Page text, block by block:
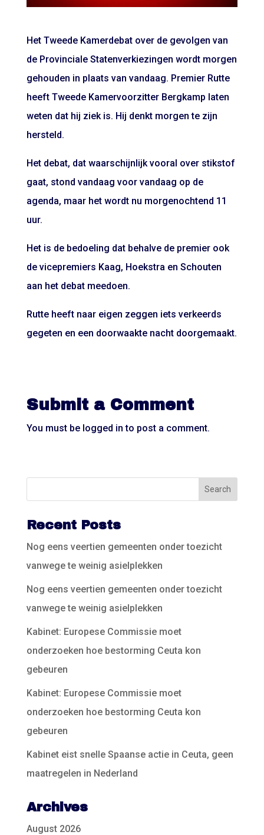
Het Tweede Kamerdebat over de gevolgen van
de Provinciale Statenverkiezingen wordt morgen
gehouden in plaats van vandaag. Premier Rutte
heeft Tweede Kamervoorzitter Bergkamp laten
weten dat hij ziek is. Hij denkt morgen te zijn
hersteld.
Het debat, dat waarschijnlijk vooral over stikstof
gaat, stond vandaag voor vandaag op de
agenda, maar het wordt nu morgenochtend 11
uur.
Het is de bedoeling dat behalve de premier ook
de vicepremiers Kaag, Hoekstra en Schouten
aan het debat meedoen.
Rutte heeft naar eigen zeggen iets verkeerds
gegeten en een doorwaakte nacht doorgemaakt.
Submit a Comment
You must be logged in to post a comment.
Recent Posts
Nog eens veertien gemeenten onder toezicht
vanwege te weinig asielplekken
Nog eens veertien gemeenten onder toezicht
vanwege te weinig asielplekken
Kabinet: Europese Commissie moet
onderzoeken hoe bestorming Ceuta kon
gebeuren
Kabinet: Europese Commissie moet
onderzoeken hoe bestorming Ceuta kon
gebeuren
Kabinet eist snelle Spaanse actie in Ceuta, geen
maatregelen in Nederland
Archives
August 2026